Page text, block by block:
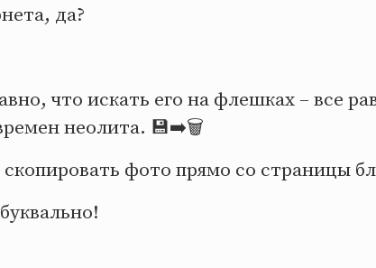
да?
что искать его на флешках – все
неолита. 💾➡️🗑️
фото прямо со страницы